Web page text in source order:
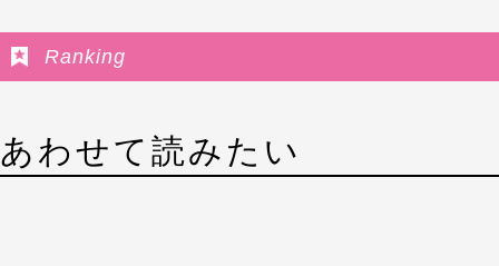
Ranking
あわせて読みたい